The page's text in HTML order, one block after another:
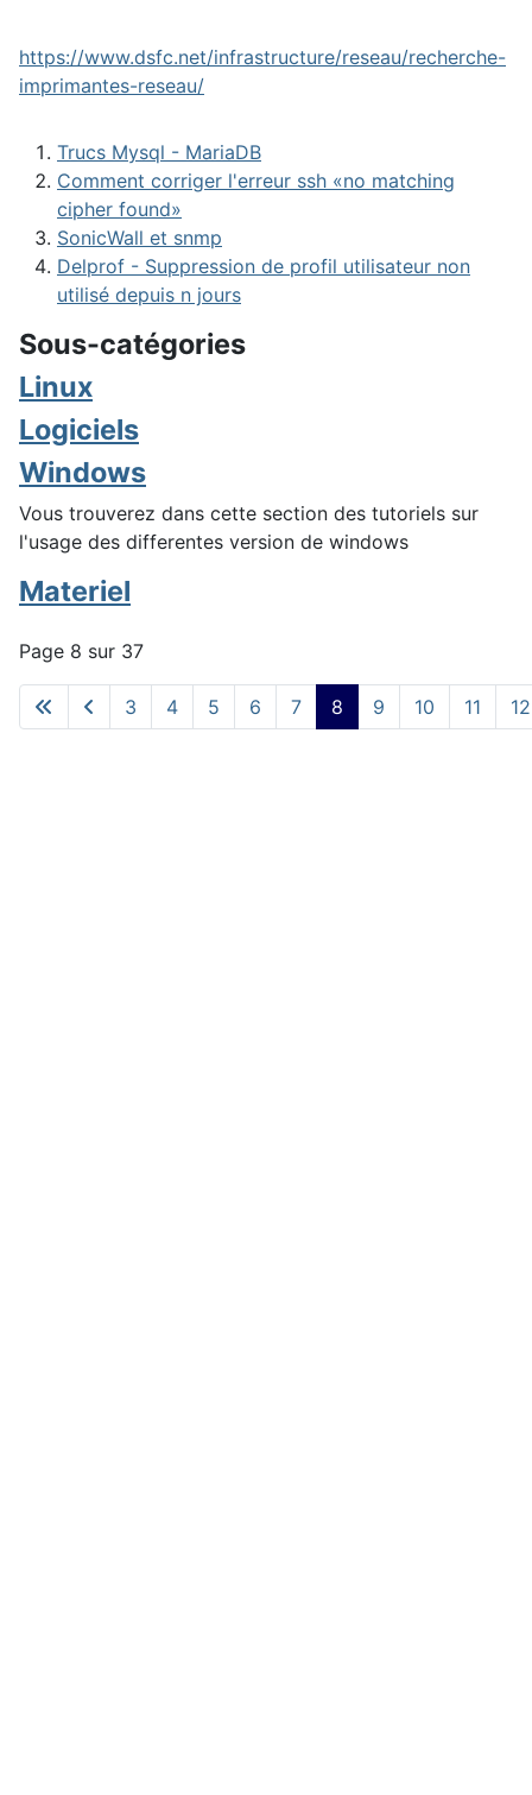
https://www.dsfc.net/infrastructure/reseau/recherche-
imprimantes-reseau/
Trucs Mysql - MariaDB
Comment corriger l'erreur ssh «no matching
cipher found»
SonicWall et snmp
Delprof - Suppression de profil utilisateur non
utilisé depuis n jours
Sous-catégories
Linux
Logiciels
Windows
Vous trouverez dans cette section des tutoriels sur
l'usage des differentes version de windows
Materiel
Page 8 sur 37
3 4 5 6 7 8 9 10 11 12